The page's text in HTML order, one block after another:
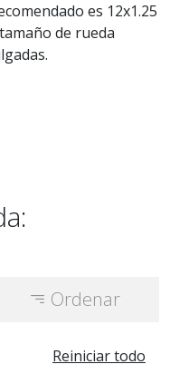
es 12x1.25
de rueda
Ordenar
Reiniciar todo